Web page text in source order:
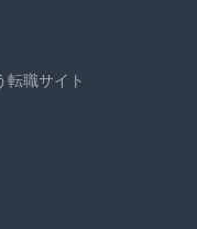
転職サイト